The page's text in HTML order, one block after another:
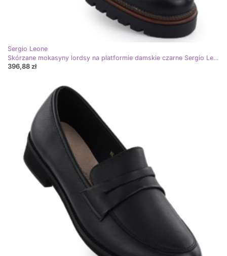
Sergio Leone
Skórzane mokasyny lordsy na platformie damskie czarne Sergio Leone MK25166-S
396,88 zł